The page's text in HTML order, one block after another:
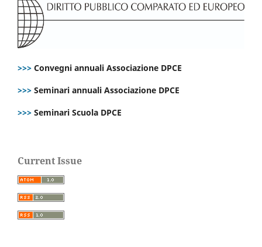
>>> Convegni annuali Associazione DPCE
>>> Seminari annuali Associazione DPCE
>>> Seminari Scuola DPCE
Current Issue